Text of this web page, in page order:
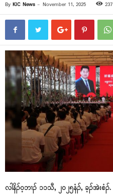
By KIC News - November 11, 2025 237
လါနိၣ်ဝ့ဘၢၣ် ၁၁သီ, ၂၀၂၅နံၣ်, ခ့ၣ်အဲးစံၣ်.